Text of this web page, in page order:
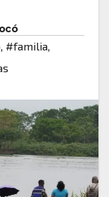
, #familia,